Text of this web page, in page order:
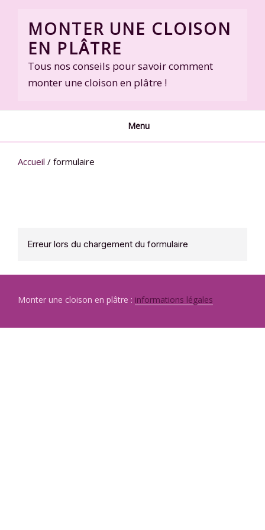
contentMONTER UNE CLOISON
EN PLÂTRE
Tous nos conseils pour savoir comment
monter une cloison en plâtre !
Menu
Accueil / formulaire
Erreur lors du chargement du formulaire
Monter une cloison en plâtre : informations légales